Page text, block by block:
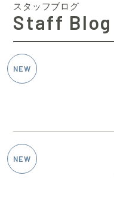
スタッフブログ
Staff Blog